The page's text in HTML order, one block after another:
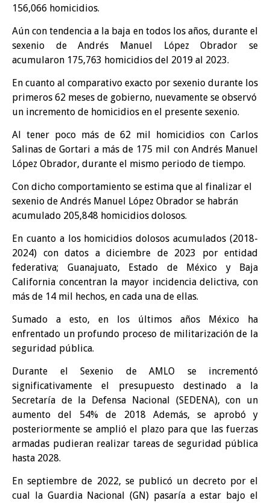
156,066 homicidios.
Aún con tendencia a la baja en todos los años, durante el
sexenio de Andrés Manuel López Obrador se
acumularon 175,763 homicidios del 2019 al 2023.
En cuanto al comparativo exacto por sexenio durante los
primeros 62 meses de gobierno, nuevamente se observó
un incremento de homicidios en el presente sexenio.
Al tener poco más de 62 mil homicidios con Carlos
Salinas de Gortari a más de 175 mil con Andrés Manuel
López Obrador, durante el mismo periodo de tiempo.
Con dicho comportamiento se estima que al finalizar el
sexenio de Andrés Manuel López Obrador se habrán
acumulado 205,848 homicidios dolosos.
En cuanto a los homicidios dolosos acumulados (2018-
2024) con datos a diciembre de 2023 por entidad
federativa; Guanajuato, Estado de México y Baja
California concentran la mayor incidencia delictiva, con
más de 14 mil hechos, en cada una de ellas.
Sumado a esto, en los últimos años México ha
enfrentado un profundo proceso de militarización de la
seguridad pública.
Durante el Sexenio de AMLO se incrementó
significativamente el presupuesto destinado a la
Secretaría de la Defensa Nacional (SEDENA), con un
aumento del 54% de 2018 Además, se aprobó y
posteriormente se amplió el plazo para que las fuerzas
armadas pudieran realizar tareas de seguridad pública
hasta 2028.
En septiembre de 2022, se publicó un decreto por el
cual la Guardia Nacional (GN) pasaría a estar bajo el